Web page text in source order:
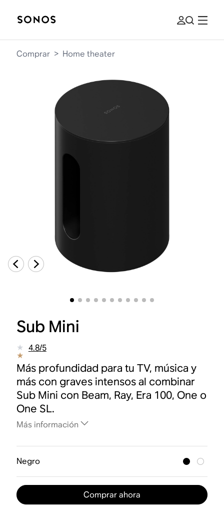
Comprar > Home theater
Sub Mini
4.8/5
Más profundidad para tu TV, música y
más con graves intensos al combinar
Sub Mini con Beam, Ray, Era 100, One o
One SL.
Más información
Negro
Comprar ahora